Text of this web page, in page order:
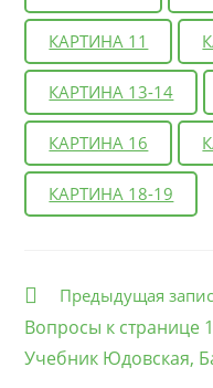
КАРТИНА 11
КАРТИНА 13-14
КАРТИНА 16
КАРТИНА 18-19
Еще
Предыдущая
Вопросы к странице
Учебник Юдовская,